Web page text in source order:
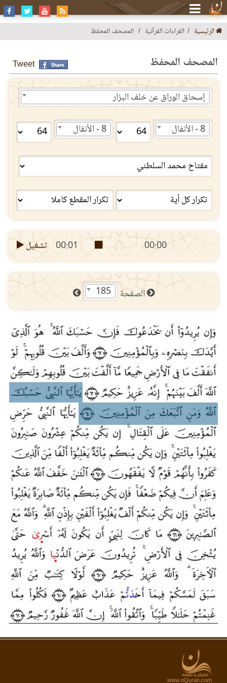
الرئيسية القراءات القرآنية المصحف المحفظ
المصحف المحفظ Tweet
إسحاق الوراق عن خلف البزار
8 - الأنفال 8 - الأنفال
00:00
00:01 تشغيل
الصفحة 185
www.nQuran.com